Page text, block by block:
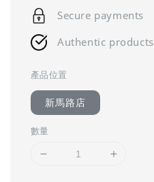
Secure payments
Authentic products
產品位置
新馬路店
數量